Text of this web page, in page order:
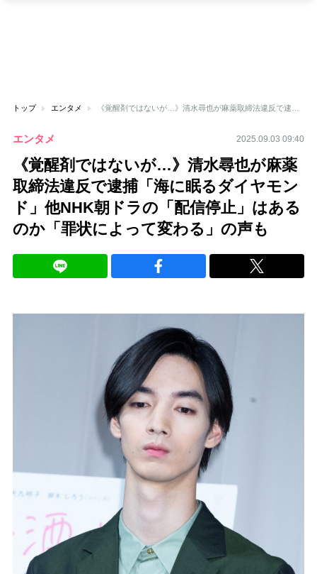
トップ エンタメ
エンタメ 2025.09.03 09:40
《覚醒剤ではないが…》清水尋也が麻薬
取締法違反で逮捕「海に眠るダイヤモン
ド」他NHK朝ドラの「配信停止」はある
のか「罪状によって変わる」の声も